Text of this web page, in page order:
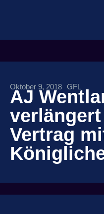
Oktober 9, 2018 GFL
AJ
Vertrag